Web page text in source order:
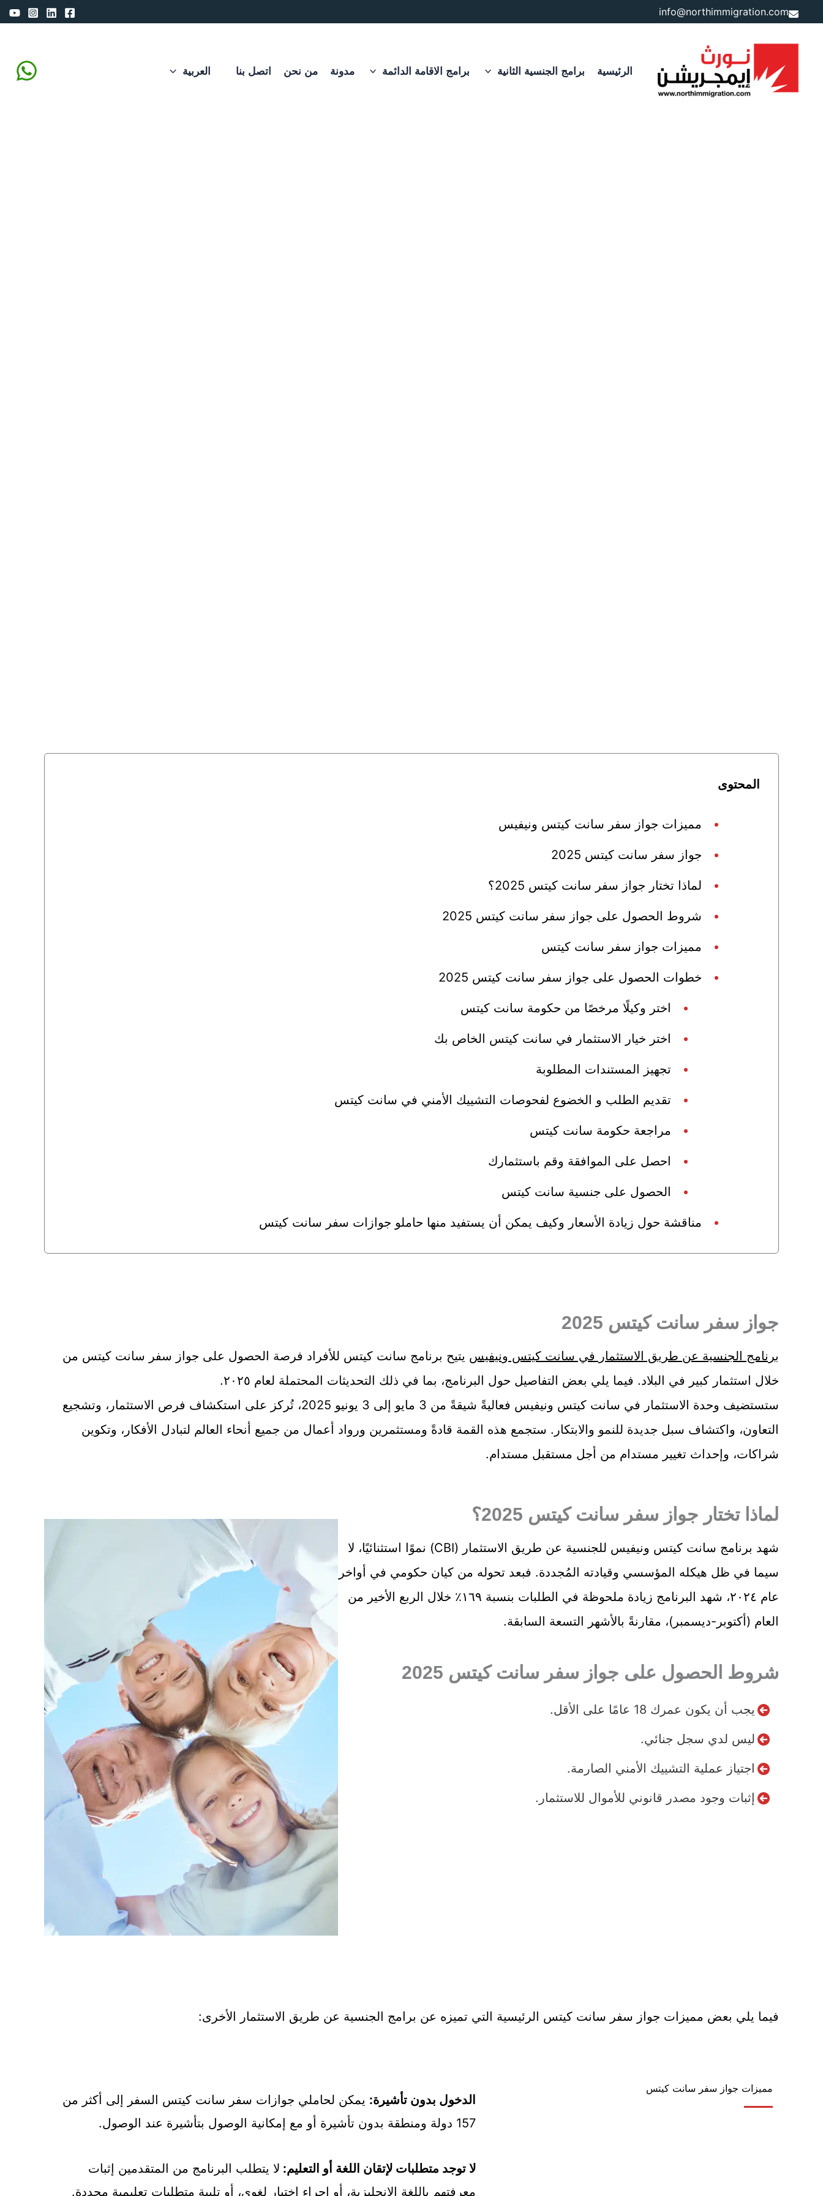
إلى
info@northimmigration.com
الرئيسية برامج الجنسية الثانية برامج الاقامة الدائمة مدونة من نحن اتصل بنا العربية
المحتوى
مميزات جواز سفر سانت كيتس ونيفيس
جواز سفر سانت كيتس 2025
لماذا تختار جواز سفر سانت كيتس 2025؟
شروط الحصول على جواز سفر سانت كيتس 2025
مميزات جواز سفر سانت كيتس
خطوات الحصول على جواز سفر سانت كيتس 2025
اختر وكيلًا مرخصًا من حكومة سانت كيتس
اختر خيار الاستثمار في سانت كيتس الخاص بك
تجهيز المستندات المطلوبة
تقديم الطلب و الخضوع لفحوصات التشييك الأمني في سانت كيتس
مراجعة حكومة سانت كيتس
احصل على الموافقة وقم باستثمارك
الحصول على جنسية سانت كيتس
مناقشة حول زيادة الأسعار وكيف يمكن أن يستفيد منها حاملو جوازات سفر سانت كيتس
جواز سفر سانت كيتس 2025
برنامج الجنسية عن طريق الاستثمار في سانت كيتس ونيفيس يتيح برنامج سانت كيتس للأفراد فرصة الحصول على جواز سفر سانت كيتس من
خلال استثمار كبير في البلاد. فيما يلي بعض التفاصيل حول البرنامج، بما في ذلك التحديثات المحتملة لعام ٢٠٢٥.
ستستضيف وحدة الاستثمار في سانت كيتس ونيفيس فعاليةً شيقةً من 3 مايو إلى 3 يونيو 2025، تُركز على استكشاف فرص الاستثمار، وتشجيع
التعاون، واكتشاف سبل جديدة للنمو والابتكار. ستجمع هذه القمة قادةً ومستثمرين ورواد أعمال من جميع أنحاء العالم لتبادل الأفكار، وتكوين
شراكات، وإحداث تغيير مستدام من أجل مستقبل مستدام.
لماذا تختار جواز سفر سانت كيتس 2025؟
شهد برنامج سانت كيتس ونيفيس للجنسية عن طريق الاستثمار (CBI) نموًا استثنائيًا، لا
سيما في ظل هيكله المؤسسي وقيادته المُجددة. فبعد تحوله من كيان حكومي في أواخر
عام ٢٠٢٤، شهد البرنامج زيادة ملحوظة في الطلبات بنسبة ١٦٩٪ خلال الربع الأخير من
العام (أكتوبر-ديسمبر)، مقارنةً بالأشهر التسعة السابقة.
شروط الحصول على جواز سفر سانت كيتس 2025
يجب أن يكون عمرك 18 عامًا على الأقل.
ليس لدي سجل جنائي.
اجتياز عملية التشييك الأمني الصارمة.
إثبات وجود مصدر قانوني للأموال للاستثمار.
فيما يلي بعض مميزات جواز سفر سانت كيتس الرئيسية التي تميزه عن برامج الجنسية عن طريق الاستثمار الأخرى:
مميزات جواز سفر سانت كيتس
الدخول بدون تأشيرة: يمكن لحاملي جوازات سفر سانت كيتس السفر إلى أكثر من
157 دولة ومنطقة بدون تأشيرة أو مع إمكانية الوصول بتأشيرة عند الوصول.
لا توجد متطلبات لإتقان اللغة أو التعليم: لا يتطلب البرنامج من المتقدمين إثبات
معرفتهم باللغة الإنجليزية، أو إجراء اختبار لغوي، أو تلبية متطلبات تعليمية محددة.